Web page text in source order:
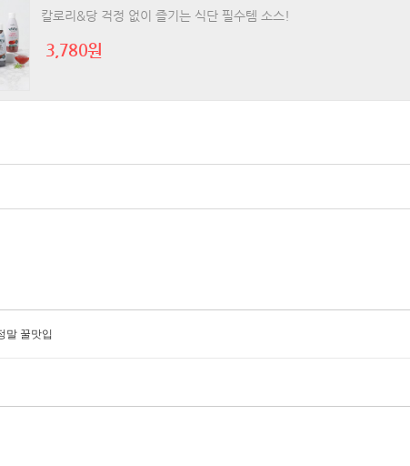
칼로리&당 걱정 없이 즐기는 식단 필수템 소스!
3,780원
말 꿀맛입